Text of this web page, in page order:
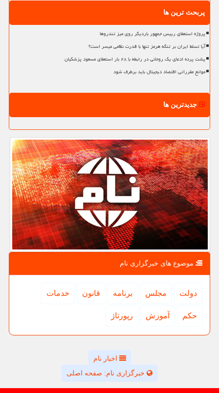
پربحث ترین ها
پروژه استعفای رییس جمهور باردیگر روی میز تندروها
آیا تسلط ایران بر تنگه هرمز تنها با قدرت نظامی میسر است؟
پشت پرده ادعای یک روحانی در رابطه با ۲۸ بار استعفای مسعود پزشکیان
موانع مقرراتی اقتصاد دیجیتال باید برطرف شود
جدیدترین ها
موضوع های خبرگزاری نام
دولت مجلس برنامه قانون خدمات
حكم آموزش رپورتاژ
اخبار نام
خبرگزاری نام: صفحه اصلی